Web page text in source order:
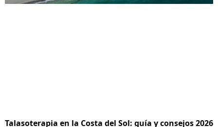
Talasoterapia en la Costa del Sol: guía y consejos 2026